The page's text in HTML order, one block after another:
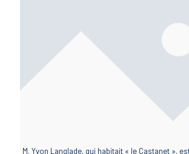
M. Yvon Langlade, qui habitait « le Castanet »,